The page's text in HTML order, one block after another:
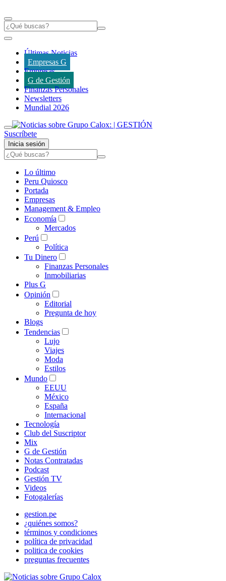
Últimas Noticias
Empresas G
Empresas
G de Gestión
Finanzas Personales
Newsletters
Mundial 2026
Suscríbete
Inicia sesión
Lo último
Peru Quiosco
Portada
Empresas
Management & Empleo
Economía
Mercados
Perú
Política
Tu Dinero
Finanzas Personales
Inmobiliarias
Plus G
Opinión
Editorial
Pregunta de hoy
Blogs
Tendencias
Lujo
Viajes
Moda
Estilos
Mundo
EEUU
México
España
Internacional
Tecnología
Club del Suscriptor
Mix
G de Gestión
Notas Contratadas
Podcast
Gestión TV
Videos
Fotogalerías
gestion.pe
¿quiénes somos?
términos y condiciones
política de privacidad
politica de cookies
preguntas frecuentes